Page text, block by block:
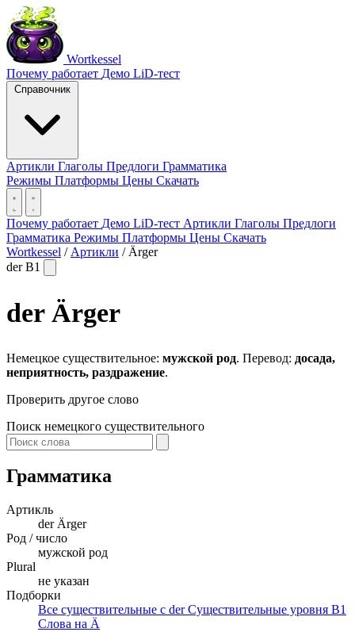
Wortkessel
Почему работает Демо LiD-тест
Справочник
Артикли Глаголы Предлоги Грамматика
Режимы Платформы Цены Скачать
Почему работает Демо LiD-тест Артикли Глаголы Предлоги
Грамматика Режимы Платформы Цены Скачать
Wortkessel / Артикли / Ärger
derB1
derÄrger
Немецкое существительное: мужской род. Перевод: досада,
неприятность, раздражение.
Проверить другое слово
Поиск немецкого существительного
Грамматика
Артикль
derÄrger
Род / число
мужской род
Plural
не указан
Подборки
Все существительные с derСуществительные уровня B1
Слова на Ä